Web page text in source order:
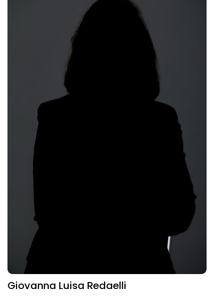
Giovanna Luisa Redaelli